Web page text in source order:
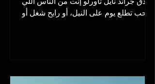
فندق جراند نايل تاورلو إنت من الناس اللي
بتحب تطلع يوم على النيل، أو رايح شغل أو